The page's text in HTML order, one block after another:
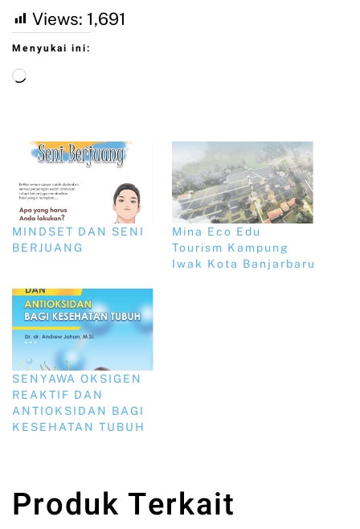
Views: 1,691
Menyukai ini:
MINDSET DAN SENI
BERJUANG
Mina Eco Edu
Tourism Kampung
Iwak Kota Banjarbaru
SENYAWA OKSIGEN
REAKTIF DAN
ANTIOKSIDAN BAGI
KESEHATAN TUBUH
Produk Terkait